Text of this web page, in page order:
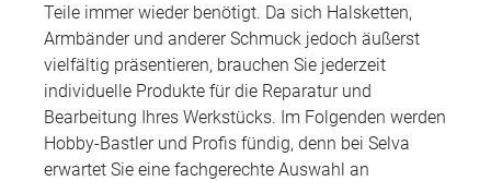
Teile immer wieder benötigt. Da sich Halsketten,
Armbänder und anderer Schmuck jedoch äußerst
vielfältig präsentieren, brauchen Sie jederzeit
individuelle Produkte für die Reparatur und
Bearbeitung Ihres Werkstücks. Im Folgenden werden
Hobby-Bastler und Profis fündig, denn bei Selva
erwartet Sie eine fachgerechte Auswahl an